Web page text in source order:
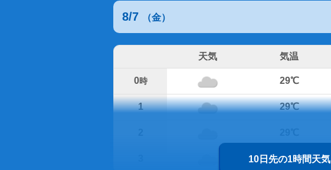
8/7 （金）
天気 気温
0時 29℃
1 29℃
30℃
10日先の1時間天